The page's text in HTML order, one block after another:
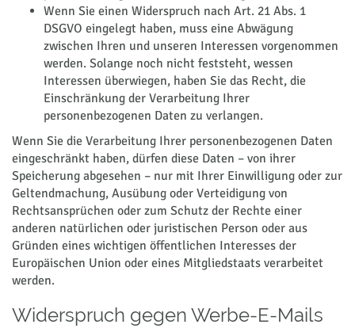
Wenn Sie einen Widerspruch nach Art. 21 Abs. 1
DSGVO eingelegt haben, muss eine Abwägung
zwischen Ihren und unseren Interessen vorgenommen
werden. Solange noch nicht feststeht, wessen
Interessen überwiegen, haben Sie das Recht, die
Einschränkung der Verarbeitung Ihrer
personenbezogenen Daten zu verlangen.
Wenn Sie die Verarbeitung Ihrer personenbezogenen Daten
eingeschränkt haben, dürfen diese Daten – von ihrer
Speicherung abgesehen – nur mit Ihrer Einwilligung oder zur
Geltendmachung, Ausübung oder Verteidigung von
Rechtsansprüchen oder zum Schutz der Rechte einer
anderen natürlichen oder juristischen Person oder aus
Gründen eines wichtigen öffentlichen Interesses der
Europäischen Union oder eines Mitgliedstaats verarbeitet
werden.
Widerspruch gegen Werbe-E-Mails